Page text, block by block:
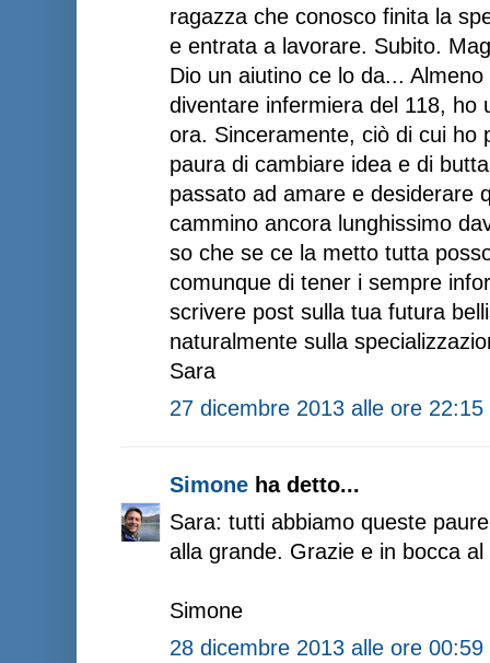
ragazza che conosco finita la
e entrata a lavorare. Subito.
Dio un aiutino ce lo da...
diventare infermiera del 118, ho
ora. Sinceramente, ciò di cui ho
paura di cambiare idea e di
passato ad amare e desiderare
cammino ancora lunghissimo
so che se ce la metto tutta
comunque di tener i sempre
scrivere post sulla tua futura
naturalmente sulla
Sara
27 dicembre 2013 alle ore 22:15
Simone ha detto...
Sara: tutti abbiamo queste
alla grande. Grazie e in bocca
Simone
28 dicembre 2013 alle ore 00:59